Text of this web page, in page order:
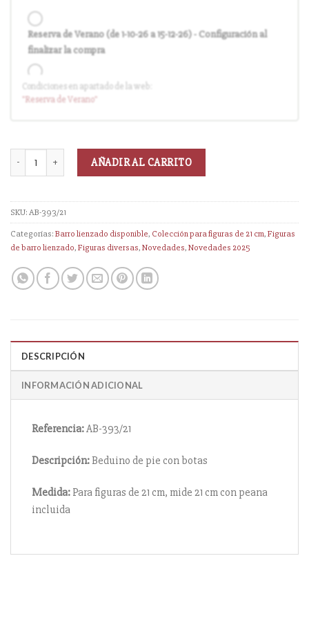
Reserva de Verano (de 1-10-26 a 15-12-26) - Configuración al
finalizar la compra
Entrega en cuanto el pedido esté disponible (sin descuento)
Condiciones en apartado de la web:
"Reservade Verano"
AÑADIR AL CARRITO
SKU:AB-393/21
Categorías:Barro lienzado disponible, Colección para figuras de 21 cm,Figuras
de barro lienzado,Figuras diversas,Novedades,Novedades 2025
DESCRIPCIÓN
INFORMACIÓN ADICIONAL
Referencia:AB-393/21
Descripción:Beduino de pie con botas
Medida: Para figuras de 21 cm, mide 21 cm con peana
incluida